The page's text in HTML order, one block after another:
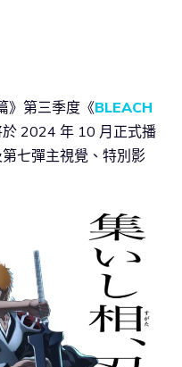
》第三季度《BLEACH
2024 年 10 月正式播
七彈主視覺、特別影